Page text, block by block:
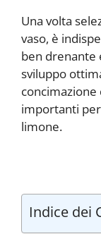
Una volta
vaso, è
ben drenante
sviluppo
concimazione
importanti
limone.
Indice dei